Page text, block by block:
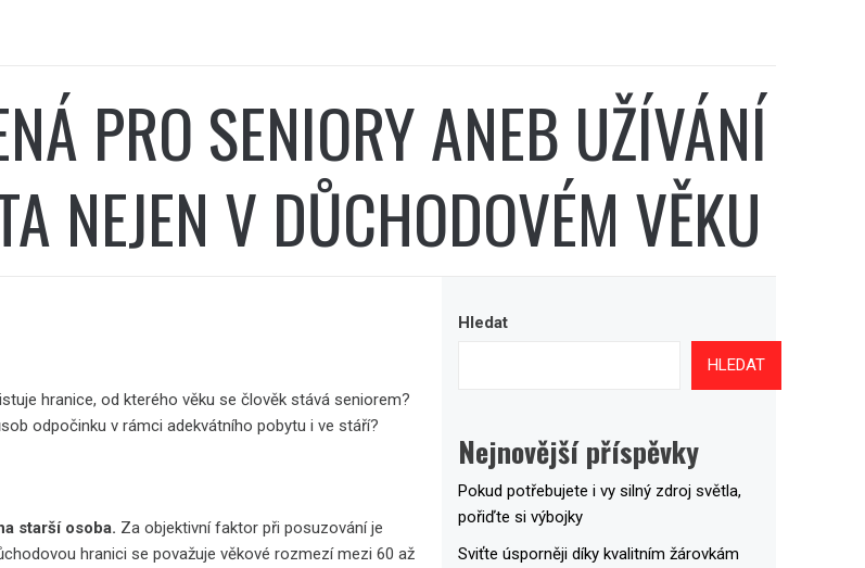
PRO SENIORY ANEB UŽÍVÁNÍ
NEJEN V DŮCHODOVÉM VĚKU
hranice, od kterého věku se člověk stává seniorem?
odpočinku v rámci adekvátního pobytu i ve stáří?
starší osoba. Za objektivní faktor při posuzování je
hranici se považuje věkové rozmezí mezi 60 až
Hledat
HLEDAT
Nejnovější příspěvky
Pokud potřebujete i vy silný zdroj světla,
pořiďte si výbojky
Sviťte úsporněji díky kvalitním žárovkám